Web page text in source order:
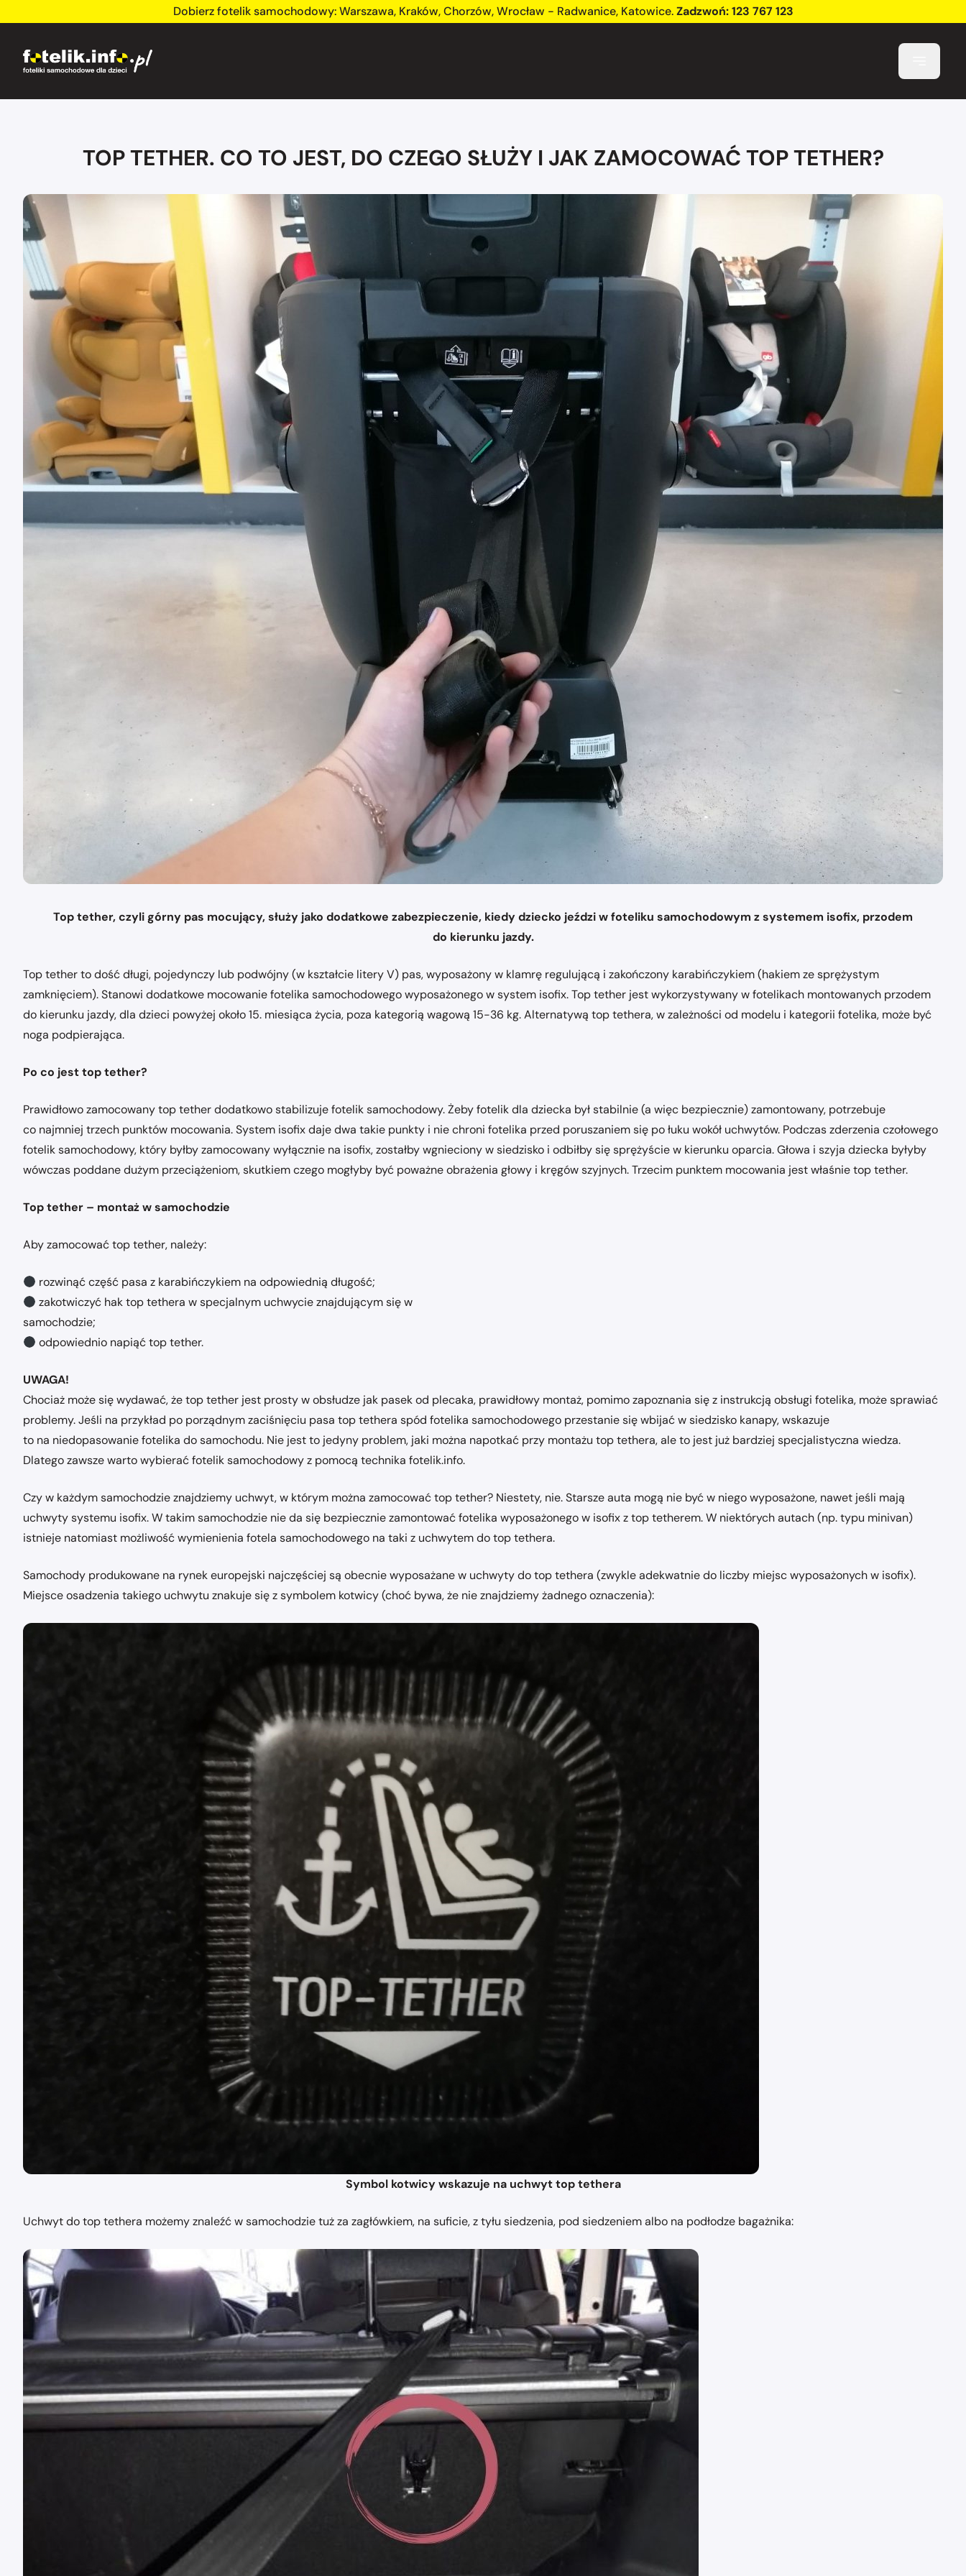
Dobierz fotelik samochodowy:Warszawa, Kraków,Chorzów,Wrocław - Radwanice, Katowice.Zadzwoń:123 767 123
TOP TETHER. CO TO JEST, DO CZEGO SŁUŻY I JAK ZAMOCOWAĆ TOP TETHER?
Top tether, czyli górny pas mocujący, służy jako dodatkowe zabezpieczenie, kiedy dziecko jeździ w foteliku samochodowym z systemem isofix, przodem
do kierunku jazdy.
Top tether to dość długi, pojedynczy lub podwójny (w kształcie litery V) pas, wyposażony w klamrę regulującą i zakończony karabińczykiem (hakiem ze sprężystym
zamknięciem). Stanowi dodatkowe mocowanie fotelika samochodowego wyposażonego w system isofix. Top tether jest wykorzystywany w fotelikach montowanych przodem
do kierunku jazdy, dla dzieci powyżej około 15. miesiąca życia, poza kategorią wagową 15-36 kg. Alternatywą top tethera, w zależności od modelu i kategorii fotelika, może być
noga podpierająca.
Po co jest top tether?
Prawidłowo zamocowany top tether dodatkowo stabilizuje fotelik samochodowy. Żeby fotelik dla dziecka był stabilnie (a więc bezpiecznie) zamontowany, potrzebuje
co najmniej trzech punktów mocowania. System isofix daje dwa takie punkty i nie chroni fotelika przed poruszaniem się po łuku wokół uchwytów. Podczas zderzenia czołowego
fotelik samochodowy, który byłby zamocowany wyłącznie na isofix, zostałby wgnieciony w siedzisko i odbiłby się sprężyście w kierunku oparcia. Głowa i szyja dziecka byłyby
wówczas poddane dużym przeciążeniom, skutkiem czego mogłyby być poważne obrażenia głowy i kręgów szyjnych. Trzecim punktem mocowania jest właśnie top tether.
Top tether – montaż w samochodzie
Aby zamocować top tether, należy:
rozwinąć część pasa z karabińczykiem na odpowiednią długość;
zakotwiczyć hak top tethera w specjalnym uchwycie znajdującym się w
samochodzie;
odpowiednio napiąć top tether.
UWAGA!
Chociaż może się wydawać, że top tether jest prosty w obsłudze jak pasek od plecaka, prawidłowy montaż, pomimo zapoznania się z instrukcją obsługi fotelika, może sprawiać
problemy. Jeśli na przykład po porządnym zaciśnięciu pasa top tethera spód fotelika samochodowego przestanie się wbijać w siedzisko kanapy, wskazuje
to na niedopasowanie fotelika do samochodu. Nie jest to jedyny problem, jaki można napotkać przy montażu top tethera, ale to jest już bardziej specjalistyczna wiedza.
Dlatego zawsze warto wybierać fotelik samochodowy z pomocą technika fotelik.info.
Czy w każdym samochodzie znajdziemy uchwyt, w którym można zamocować top tether? Niestety, nie. Starsze auta mogą nie być w niego wyposażone, nawet jeśli mają
uchwyty systemu isofix. W takim samochodzie nie da się bezpiecznie zamontować fotelika wyposażonego w isofix z top tetherem. W niektórych autach (np. typu minivan)
istnieje natomiast możliwość wymienienia fotela samochodowego na taki z uchwytem do top tethera.
Samochody produkowane na rynek europejski najczęściej są obecnie wyposażane w uchwyty do top tethera (zwykle adekwatnie do liczby miejsc wyposażonych w isofix).
Miejsce osadzenia takiego uchwytu znakuje się z symbolem kotwicy (choć bywa, że nie znajdziemy żadnego oznaczenia):
Symbol kotwicy wskazuje na uchwyt top tethera
Uchwyt do top tethera możemy znaleźć w samochodzie tuż za zagłówkiem, na suficie, z tyłu siedzenia, pod siedzeniem albo na podłodze bagażnika: